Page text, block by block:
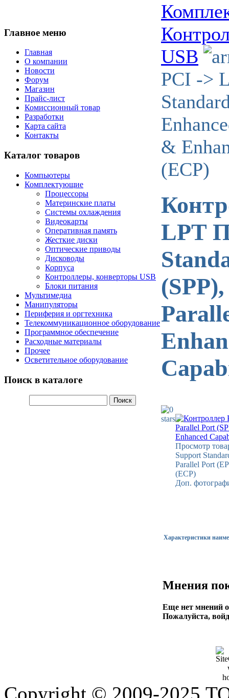
Главное меню
Главная
О компании
Новости
Форум
Магазин
Прайс-лист
Комиссионный товар
Разработки
Карта сайта
Контакты
Каталог товаров
Компьютеры
Комплектующие
Процессоры
Материнские платы
Системы охлаждения
Видеокарты
Оперативная память
Жесткие диски
Оптические приводы
Дисководы
Корпуса
Контроллеры, конверторы USB
Блоки питания
Мультимедиа
Манипуляторы
Периферия и оргтехника
Телекоммуникационное оборудование
Программное обеспечение
Расходные материалы
Прочее
Осветительное оборудование
Поиск в каталоге
USB
PCI ->
&
(ECP)
LPT
Просмотр
Support
Parallel Port
(ECP)
Доп.
Характеристики
Мнения
Еще нет мнений
Пожалуйста,